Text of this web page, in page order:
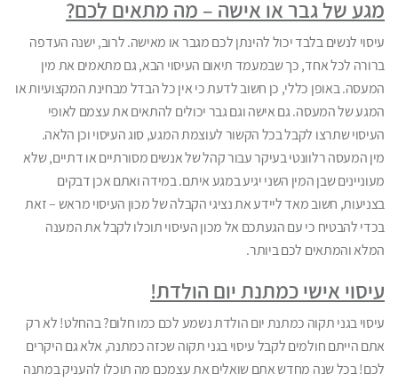
מגע של גבר או אישה – מה מתאים לכם?
עיסוי לנשים בלבד יכול להינתן לכם מגבר או מאישה. לרוב, ישנה העדפה
ברורה לכל אחד, כך שבמעמד תיאום העיסוי הבא, גם מתאמים את מין
המעסה. באופן כללי, כן חשוב לדעת כי אין כל הבדל מבחינת המקצועיות או
המגע של המעסה. גם אישה וגם גבר יכולים להתאים את עצמם לאופי
העיסוי שתרצו לקבל בכל הקשור לעוצמת המגע, סוג העיסוי וכן הלאה.
מין המעסה רלוונטי בעיקר עבור קהל של אנשים מסורתיים או דתיים, שלא
מעוניינים שבן המין השני יגיע במגע איתם. במידה ואתם אכן דבקים
בצניעות, חשוב מאד ליידע את נציגי הקבלה של מכון העיסוי מראש – זאת
בכדי להבטיח כי עם הגעתכם אל מכון העיסוי תוכלו לקבל את המענה
המלא והמתאים לכם ביותר.
עיסוי אישי כמתנת יום הולדת!
עיסוי בגני תקוה כמתנת יום הולדת נשמע לכם כמו חלום? בהחלט! לא רק
אתם הייתם חולמים לקבל עיסוי בגני תקוה שכזה כמתנה, אלא גם היקרים
לכם! בכל שנה מחדש אתם שואלים את עצמכם מה תוכלו להעניק במתנה